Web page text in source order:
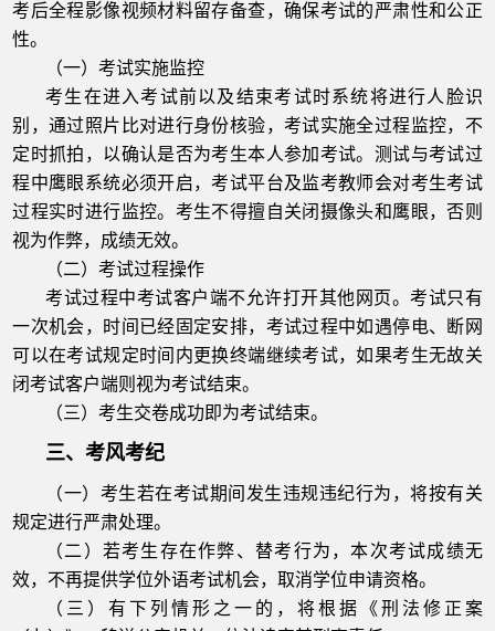
考后全程影像视频材料留存备查，确保考试的严肃性和公正
性。
（一）考试实施监控
考生在进入考试前以及结束考试时系统将进行人脸识
别，通过照片比对进行身份核验，考试实施全过程监控，不
定时抓拍，以确认是否为考生本人参加考试。测试与考试过
程中鹰眼系统必须开启，考试平台及监考教师会对考生考试
过程实时进行监控。考生不得擅自关闭摄像头和鹰眼，否则
视为作弊，成绩无效。
（二）考试过程操作
考试过程中考试客户端不允许打开其他网页。考试只有
一次机会，时间已经固定安排，考试过程中如遇停电、断网
可以在考试规定时间内更换终端继续考试，如果考生无故关
闭考试客户端则视为考试结束。
（三）考生交卷成功即为考试结束。
三、考风考纪
（一）考生若在考试期间发生违规违纪行为，将按有关
规定进行严肃处理。
（二）若考生存在作弊、替考行为，本次考试成绩无
效，不再提供学位外语考试机会，取消学位申请资格。
（三）有下列情形之一的，将根据《刑法修正案